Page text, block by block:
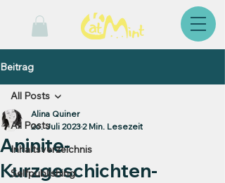
Beitrag
All Posts
Inhaltsverzeichnis
Selfpublishing
All Posts
Aninite-
Kurzgeschichten-
Alina Quiner
26. Juli 20232 Min. Lesezeit